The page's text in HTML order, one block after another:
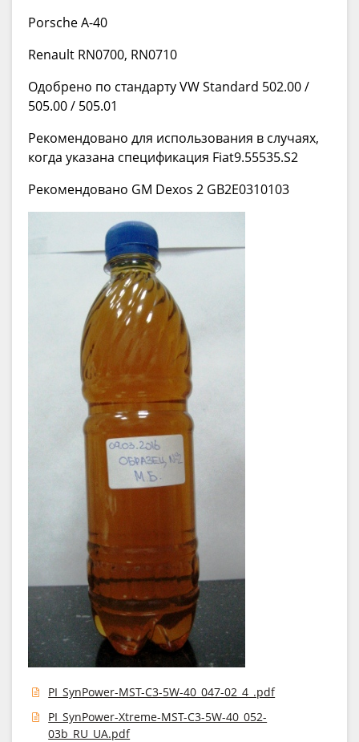
Porsche A-40
Renault RN0700, RN0710
Одобрено по стандарту VW Standard 502.00 /
505.00 / 505.01
Рекомендовано для использования в случаях,
когда указана спецификация Fiat9.55535.S2
Рекомендовано GM Dexos 2 GB2E0310103
PI_SynPower-MST-C3-5W-40_047-02_4_.pdf
PI_SynPower-Xtreme-MST-C3-5W-40_052-
03b_RU_UA.pdf